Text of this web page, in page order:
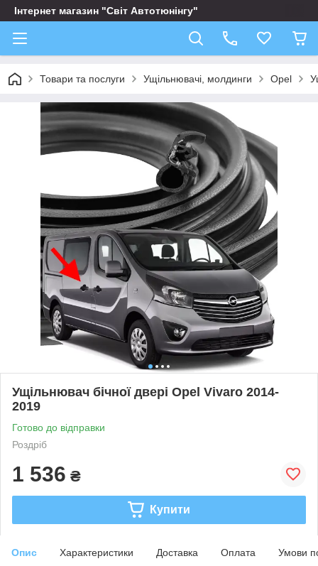
Інтернет магазин "Світ Автотюнінгу"
Товари та послуги Ущільнювачі, молдинги Opel
Ущільнювач бічної двері Opel Vivaro 2014-
2019
Готово до відправки
Роздріб
1 536 ₴
Купити
Опис Характеристики Доставка Оплата Умови